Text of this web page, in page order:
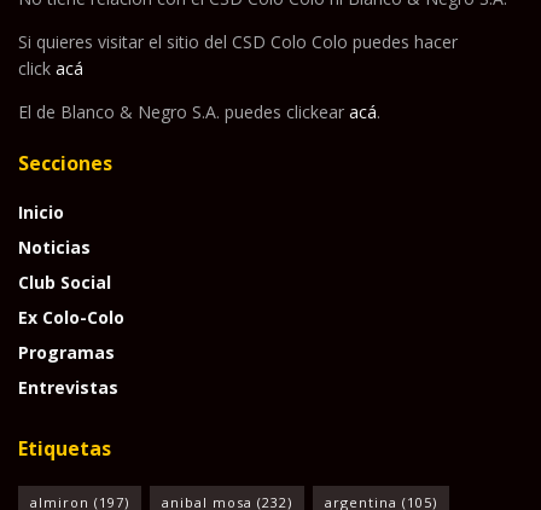
Si quieres visitar el sitio del CSD Colo Colo puedes hacer
click acá
El de Blanco & Negro S.A. puedes clickear acá.
Secciones
Inicio
Noticias
Club Social
Ex Colo-Colo
Programas
Entrevistas
Etiquetas
almiron (197) anibal mosa (232) argentina (105)